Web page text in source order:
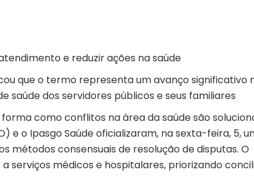
e reduzir ações na saúde
que o termo representa um avanço significativo
saúde dos servidores públicos e seus familiares
como conflitos na área da saúde são
e o Ipasgo Saúde oficializaram, na sexta-feira, 5,
métodos consensuais de resolução de disputas. O
serviços médicos e hospitalares, priorizando